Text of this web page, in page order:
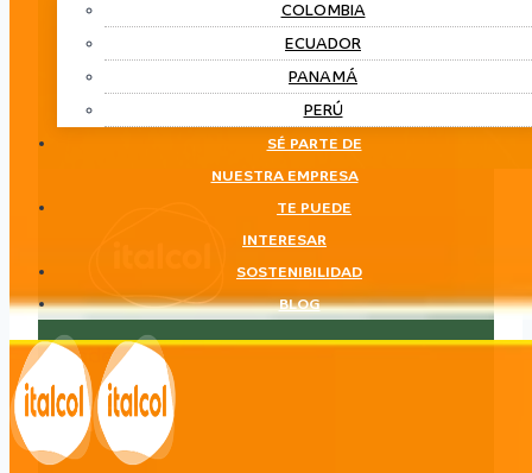
COLOMBIA
ECUADOR
PANAMÁ
PERÚ
SÉ PARTE DE
NUESTRA EMPRESA
TE PUEDE
INTERESAR
SOSTENIBILIDAD
BLOG
Ganadería
LÍNEA